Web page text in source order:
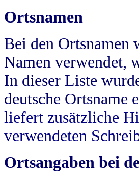
Ortsnamen
Bei den Ortsnamen
Namen verwendet,
In dieser Liste
deutsche Ortsname
liefert zusätzliche
verwendeten
Ortsangaben bei